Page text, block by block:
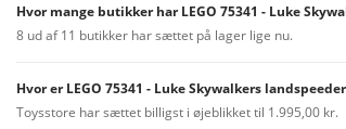
Hvor mange butikker har LEGO 75341 - Luke
8 ud af 11 butikker har sættet på lager lige nu.
Hvor er LEGO 75341 - Luke Skywalkers
Toysstore har sættet billigst i øjeblikket til 1.995,00 kr.